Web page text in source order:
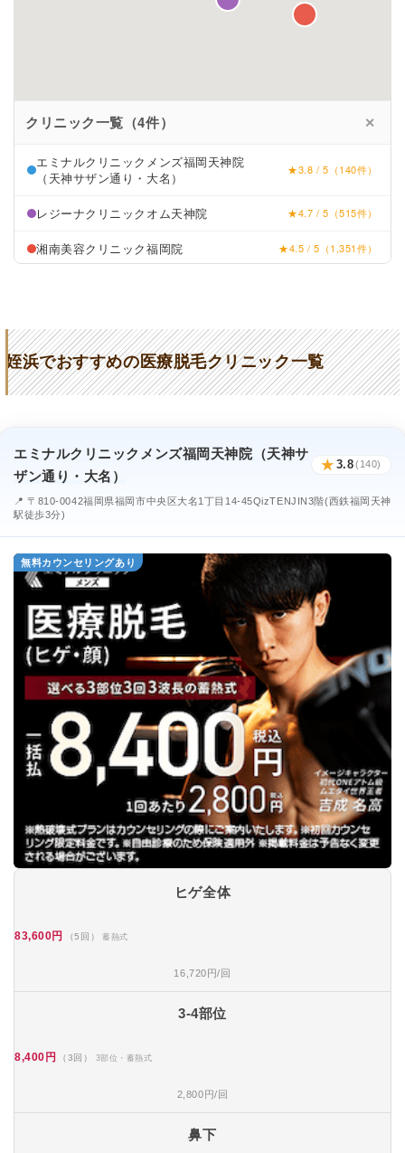
クリニック一覧（4件） ✕
エミナルクリニックメンズ福岡天神院
（天神サザン通り・大名）
★3.8 / 5（140件）
レジーナクリニックオム天神院 ★4.7 / 5（515件）
湘南美容クリニック福岡院 ★4.5 / 5（1,351件）
姪浜でおすすめの医療脱毛クリニック一覧
エミナルクリニックメンズ福岡天神院（天神サ
ザン通り・大名）
★ 3.8(140)
📍 〒810-0042福岡県福岡市中央区大名1丁目14-45QizTENJIN3階(西鉄福岡天神
駅徒歩3分)
無料カウンセリングあり
ヒゲ全体
83,600円 （5回） 蓄熱式
16,720円/回
3-4部位
8,400円 （3回） 3部位・蓄熱式
2,800円/回
鼻下